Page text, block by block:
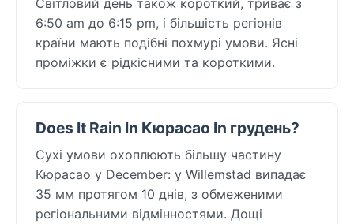
6:50 am до 6:15 pm, і більшість регіонів
країни мають подібні похмурі умови. Ясні
проміжки є рідкісними та короткими.
Does It Rain In Кюрасао In грудень?
Сухі умови охоплюють більшу частину
Кюрасао у December: у Willemstad випадає
35 мм протягом 10 днів, з обмеженими
регіональними відмінностями. Дощі